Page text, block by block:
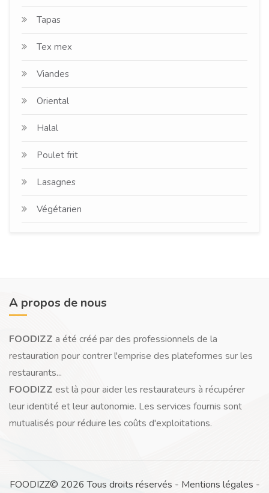
Tapas
Tex mex
Viandes
Oriental
Halal
Poulet frit
Lasagnes
Végétarien
A propos de nous
FOODIZZ a été créé par des professionnels de la
restauration pour contrer l'emprise des plateformes sur les
restaurants...
FOODIZZ est là pour aider les restaurateurs à récupérer
leur identité et leur autonomie. Les services fournis sont
mutualisés pour réduire les coûts d'exploitations.
FOODIZZ© 2026 Tous droits réservés - Mentions légales -